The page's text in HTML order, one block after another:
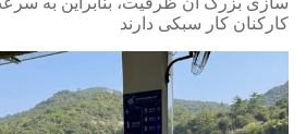
کارکنان کار سبکی دارند